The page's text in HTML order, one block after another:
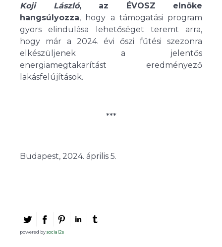
Koji László, az ÉVOSZ elnöke
hangsúlyozza, hogy a támogatási program
gyors elindulása lehetőséget teremt arra,
hogy már a 2024. évi őszi fűtési szezonra
elkészüljenek a jelentős
energiamegtakarítást eredményező
lakásfelújítások.
***
Budapest, 2024. április 5.
powered bysocial2s